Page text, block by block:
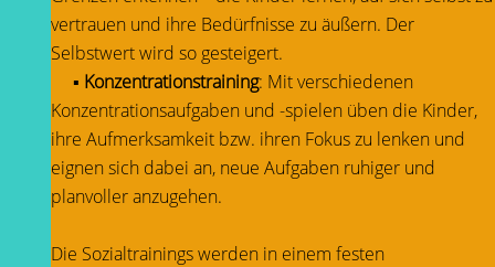
vertrauen und ihre Bedürfnisse zu äußern. Der
Selbstwert wird so gesteigert.
▪ Konzentrationstraining: Mit verschiedenen
Konzentrationsaufgaben und -spielen üben die Kinder,
ihre Aufmerksamkeit bzw. ihren Fokus zu lenken und
eignen sich dabei an, neue Aufgaben ruhiger und
planvoller anzugehen.
Die Sozialtrainings werden in einem festen